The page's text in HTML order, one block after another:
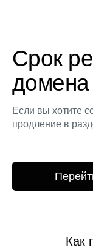
Срок
домена
Если вы хотите
продление в
Как